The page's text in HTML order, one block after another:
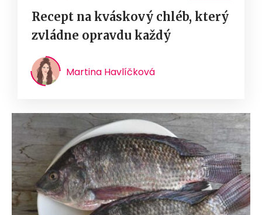
Recept na kváskový chléb, který
zvládne opravdu každý
Martina Havlíčková